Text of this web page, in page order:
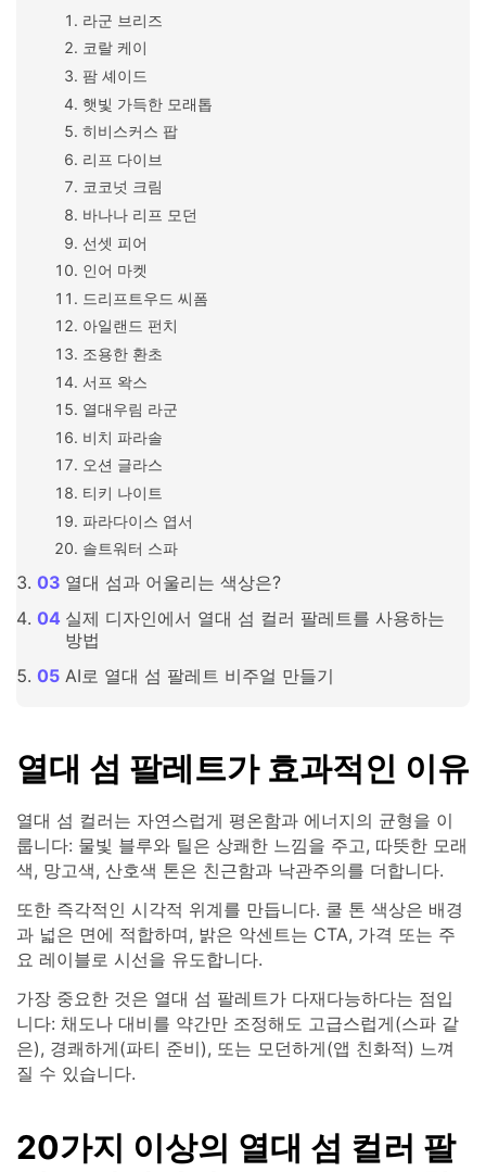
라군 브리즈
코랄 케이
팜 셰이드
햇빛 가득한 모래톱
히비스커스 팝
리프 다이브
코코넛 크림
바나나 리프 모던
선셋 피어
인어 마켓
드리프트우드 씨폼
아일랜드 펀치
조용한 환초
서프 왁스
열대우림 라군
비치 파라솔
오션 글라스
티키 나이트
파라다이스 엽서
솔트워터 스파
열대 섬과 어울리는 색상은?
실제 디자인에서 열대 섬 컬러 팔레트를 사용하는
방법
AI로 열대 섬 팔레트 비주얼 만들기
열대 섬 팔레트가 효과적인 이유
열대 섬 컬러는 자연스럽게 평온함과 에너지의 균형을 이
룹니다: 물빛 블루와 틸은 상쾌한 느낌을 주고, 따뜻한 모래
색, 망고색, 산호색 톤은 친근함과 낙관주의를 더합니다.
또한 즉각적인 시각적 위계를 만듭니다. 쿨 톤 색상은 배경
과 넓은 면에 적합하며, 밝은 악센트는 CTA, 가격 또는 주
요 레이블로 시선을 유도합니다.
가장 중요한 것은 열대 섬 팔레트가 다재다능하다는 점입
니다: 채도나 대비를 약간만 조정해도 고급스럽게(스파 같
은), 경쾌하게(파티 준비), 또는 모던하게(앱 친화적) 느껴
질 수 있습니다.
20가지 이상의 열대 섬 컬러 팔